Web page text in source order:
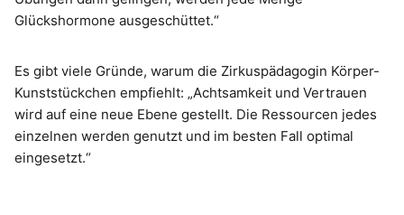
Glückshormone ausgeschüttet.“
Es gibt viele Gründe, warum die Zirkuspädagogin Körper-
Kunststückchen empfiehlt: „Achtsamkeit und Vertrauen
wird auf eine neue Ebene gestellt. Die Ressourcen jedes
einzelnen werden genutzt und im besten Fall optimal
eingesetzt.“